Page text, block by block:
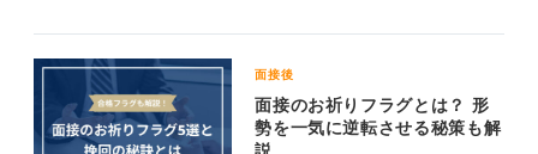
これにより、不思議と冷静さを取り戻し、客観的に自分
の状況をとらえ直すことができるのです。
ありのままの気持ちを書き出すことで冷静になろ
う！
面接後
面接のお祈りフラグとは？ 形
勢を一気に逆転させる秘策も解
説